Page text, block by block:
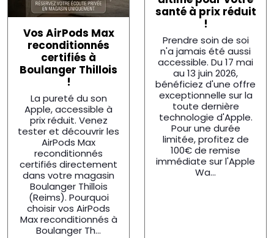
Vos AirPods Max
reconditionnés
certifiés à
Boulanger Thillois
!
La pureté du son
Apple, accessible à
prix réduit. Venez
tester et découvrir les
AirPods Max
reconditionnés
certifiés directement
dans votre magasin
Boulanger Thillois
(Reims). Pourquoi
choisir vos AirPods
Max reconditionnés à
Boulanger Th...
santé à prix réduit
!
Prendre soin de soi
n'a jamais été aussi
accessible. Du 17 mai
au 13 juin 2026,
bénéficiez d'une offre
exceptionnelle sur la
toute dernière
technologie d'Apple.
Pour une durée
limitée, profitez de
100€ de remise
immédiate sur l'Apple
Wa...